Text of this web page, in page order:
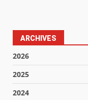
ARCHIVES
2026
2025
2024